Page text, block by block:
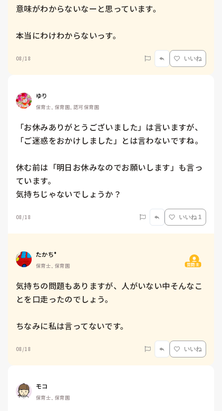
意味がわからないなーと思っています。
本当にわけわからないっす。
08/18 いいね
ゆり
保育士, 保育園, 認可保育園
「お休みありがとうございました」は言いますが、
「ご迷惑をおかけしました」とは言わないですね。
休む前は「明日お休みなのでお願いします」も言っ
ています。
08/18 いいね 1
たかち°
保育士, 保育園 質問主
気持ちの問題もありますが、人がいない中そんなこ
とを口走ったのでしょう。
ちなみに私は言ってないです。
08/18 いいね
モコ
保育士, 保育園